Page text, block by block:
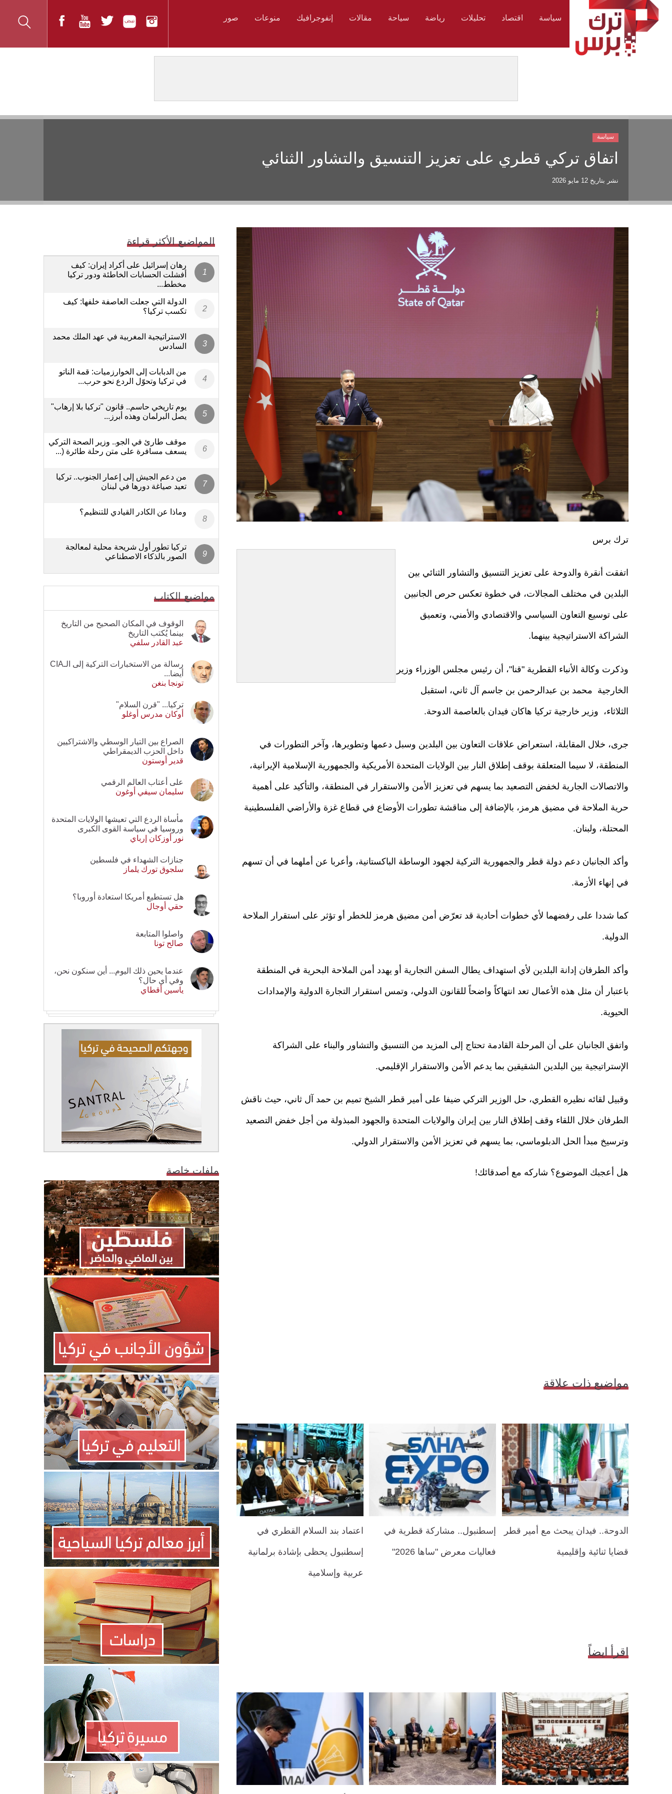
سياسة اقتصاد تحليلات رياضة سياحة مقالات إنفوجرافيك منوعات صور
اتفاق تركي قطري على تعزيز التنسيق والتشاور الثنائي
نشر بتاريخ 12 مايو 2026
سياسة
ترك برس
اتفقت أنقرة والدوحة على تعزيز التنسيق والتشاور الثنائي بين
البلدين في مختلف المجالات، في خطوة تعكس حرص الجانبين
على توسيع التعاون السياسي والاقتصادي والأمني، وتعميق
الشراكة الاستراتيجية بينهما.
وذكرت وكالة الأنباء القطرية "قنا"، أن رئيس مجلس الوزراء وزير
الخارجية محمد بن عبدالرحمن بن جاسم آل ثاني، استقبل
الثلاثاء، وزير خارجية تركيا هاكان فيدان بالعاصمة الدوحة.
جرى، خلال المقابلة، استعراض علاقات التعاون بين البلدين وسبل دعمها وتطويرها، وآخر التطورات في
المنطقة، لا سيما المتعلقة بوقف إطلاق النار بين الولايات المتحدة الأمريكية والجمهورية الإسلامية الإيرانية،
والاتصالات الجارية لخفض التصعيد بما يسهم في تعزيز الأمن والاستقرار في المنطقة، والتأكيد على أهمية
حرية الملاحة في مضيق هرمز، بالإضافة إلى مناقشة تطورات الأوضاع في قطاع غزة والأراضي الفلسطينية
المحتلة، ولبنان.
وأكد الجانبان دعم دولة قطر والجمهورية التركية لجهود الوساطة الباكستانية، وأعربا عن أملهما في أن تسهم
في إنهاء الأزمة.
كما شددا على رفضهما لأي خطوات أحادية قد تعرّض أمن مضيق هرمز للخطر أو تؤثر على استقرار الملاحة
الدولية.
وأكد الطرفان إدانة البلدين لأي استهداف يطال السفن التجارية أو يهدد أمن الملاحة البحرية في المنطقة
باعتبار أن مثل هذه الأعمال تعد انتهاكاً واضحاً للقانون الدولي، وتمس استقرار التجارة الدولية والإمدادات
الحيوية.
واتفق الجانبان على أن المرحلة القادمة تحتاج إلى المزيد من التنسيق والتشاور والبناء على الشراكة
الإستراتيجية بين البلدين الشقيقين بما يدعم الأمن والاستقرار الإقليمي.
وقبيل لقائه نظيره القطري، حل الوزير التركي ضيفا على أمير قطر الشيخ تميم بن حمد آل ثاني، حيث ناقش
الطرفان خلال اللقاء وقف إطلاق النار بين إيران والولايات المتحدة والجهود المبذولة من أجل خفض التصعيد
وترسيخ مبدأ الحل الدبلوماسي، بما يسهم في تعزيز الأمن والاستقرار الدولي.
هل أعجبك الموضوع؟ شاركه مع أصدقائك!
مواضيع ذات علاقة
الدوحة.. فيدان يبحث مع أمير قطر
قضايا ثنائية وإقليمية
إسطنبول.. مشاركة قطرية في
فعاليات معرض "ساها 2026"
اعتماد بند السلام القطري في
إسطنبول يحظى بإشادة برلمانية
عربية وإسلامية
اقرأ ايضاً
المواضيع الأكثر قراءة
رهان إسرائيل على أكراد إيران: كيف
أفشلت الحسابات الخاطئة ودور تركيا
مخطط...
الدولة التي جعلت العاصفة خلفها: كيف
تكسب تركيا؟
الاستراتيجية المغربية في عهد الملك محمد
السادس
من الدبابات إلى الخوارزميات: قمة الناتو
في تركيا وتحوّل الردع نحو حرب...
يوم تاريخي حاسم.. قانون "تركيا بلا إرهاب"
يصل البرلمان وهذه أبرز...
موقف طارئ في الجو.. وزير الصحة التركي
يسعف مسافرة على متن رحلة طائرة (...
من دعم الجيش إلى إعمار الجنوب.. تركيا
تعيد صياغة دورها في لبنان
وماذا عن الكادر القيادي للتنظيم؟
تركيا تطور أول شريحة محلية لمعالجة
الصور بالذكاء الاصطناعي
مواضيع الكتاب
الوقوف في المكان الصحيح من التاريخ
بينما يُكتب التاريخ
عبد القادر سلفي
رسالة من الاستخبارات التركية إلى الـCIA
أيضا...
تونجا بنغن
تركيا... "قرن السلام"
أوكان مدرس أوغلو
الصراع بين التيار الوسطي والاشتراكيين
داخل الحزب الديمقراطي
قدير أوستون
على أعتاب العالم الرقمي
سليمان سيفي أوغون
مأساة الردع التي تعيشها الولايات المتحدة
وروسيا في سياسة القوى الكبرى
نور أوزكان إرباي
جنازات الشهداء في فلسطين
سلجوق تورك يلماز
هل تستطيع أمريكا استعادة أوروبا؟
حقي أوجال
واصلوا المتابعة
صالح تونا
عندما يحين ذلك اليوم... أين سنكون نحن،
وفي أي حال؟
ياسين أقطاي
ملفات خاصة